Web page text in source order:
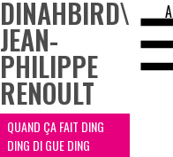
DINAHBIRD\
JEAN-
PHILIPPE
RENOULT
QUAND ÇA FAIT DING
DING DI GUE DING